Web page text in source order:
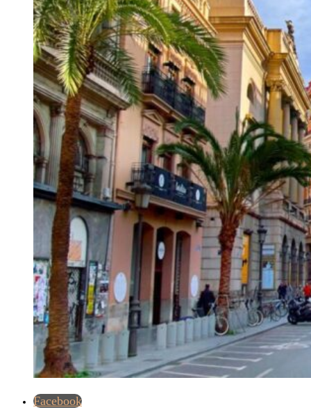
Facebook